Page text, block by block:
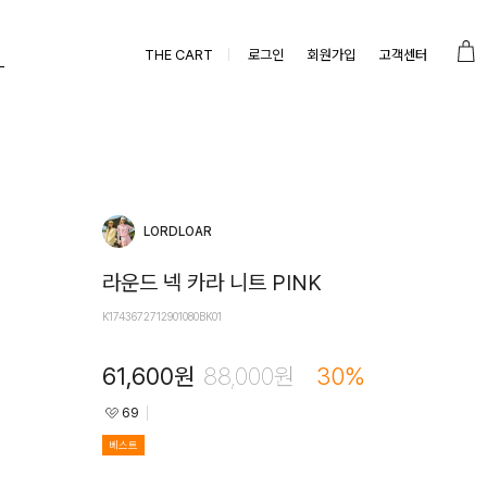
THE CART 로그인 회원가입 고객센터
LORDLOAR
라운드 넥 카라 니트 PINK
K1743672712901080BK01
61,600원 88,000원 30%
69
베스트